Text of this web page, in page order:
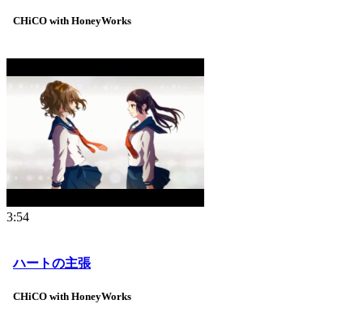
CHiCO with HoneyWorks
3:54
ハートの主張
CHiCO with HoneyWorks